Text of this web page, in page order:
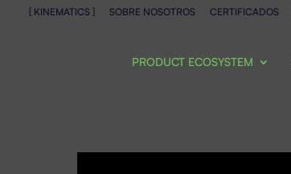
[ KINEMATICS ] SOBRE NOSOTROS CERTIFICADOS
PRODUCT ECOSYSTEM